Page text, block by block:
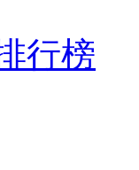
行榜